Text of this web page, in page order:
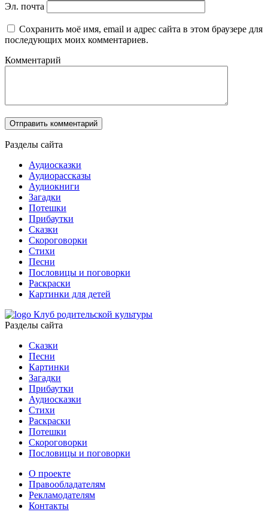
Эл. почта
Сохранить моё имя, email и адрес сайта в этом браузере для
последующих моих комментариев.
Комментарий
Разделы сайта
Аудиосказки
Аудиорассказы
Аудиокниги
Загадки
Потешки
Прибаутки
Сказки
Скороговорки
Стихи
Песни
Пословицы и поговорки
Раскраски
Картинки для детей
Клуб родительской культуры
Разделы сайта
Сказки
Песни
Картинки
Загадки
Прибаутки
Аудиосказки
Стихи
Раскраски
Потешки
Скороговорки
Пословицы и поговорки
О проекте
Правообладателям
Рекламодателям
Контакты